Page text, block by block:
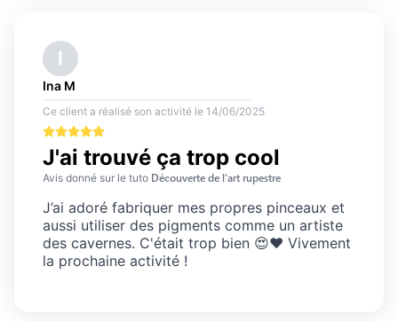
I
Ina M
Ce client a réalisé son activité le 14/06/2025
J'ai trouvé ça trop cool
Avis donné sur le tuto Découverte de l’art rupestre
J’ai adoré fabriquer mes propres pinceaux et
aussi utiliser des pigments comme un artiste
des cavernes. C'était trop bien 😍❤️ Vivement
la prochaine activité !